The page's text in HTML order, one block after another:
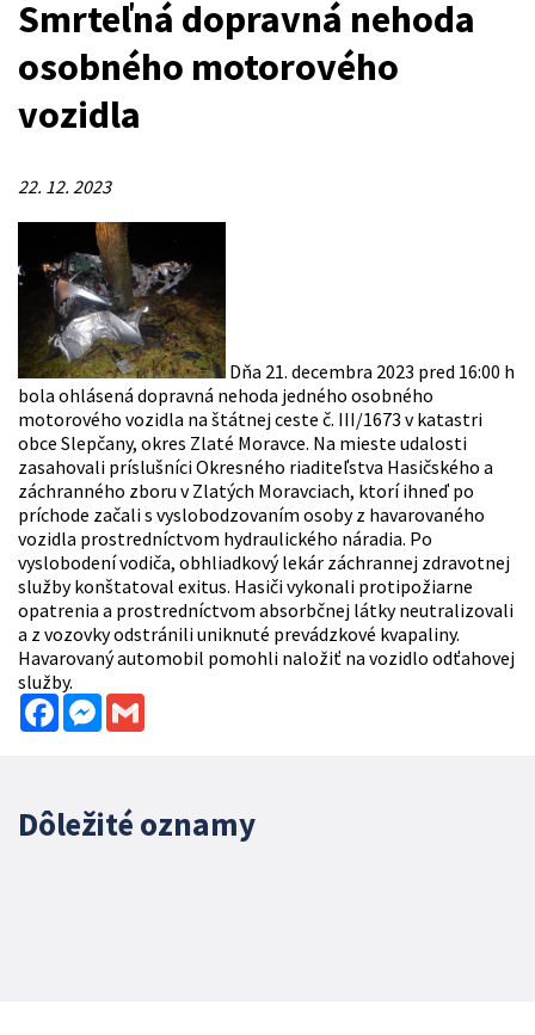
Smrteľná dopravná nehoda
osobného motorového
vozidla
22. 12. 2023
Dňa 21. decembra 2023 pred 16:00 h
bola ohlásená dopravná nehoda jedného osobného
motorového vozidla na štátnej ceste č. III/1673 v katastri
obce Slepčany, okres Zlaté Moravce. Na mieste udalosti
zasahovali príslušníci Okresného riaditeľstva Hasičského a
záchranného zboru v Zlatých Moravciach, ktorí ihneď po
príchode začali s vyslobodzovaním osoby z havarovaného
vozidla prostredníctvom hydraulického náradia. Po
vyslobodení vodiča, obhliadkový lekár záchrannej zdravotnej
služby konštatoval exitus. Hasiči vykonali protipožiarne
opatrenia a prostredníctvom absorbčnej látky neutralizovali
a z vozovky odstránili uniknuté prevádzkové kvapaliny.
Havarovaný automobil pomohli naložiť na vozidlo odťahovej
služby.
FacebookMessenger
Dôležité oznamy